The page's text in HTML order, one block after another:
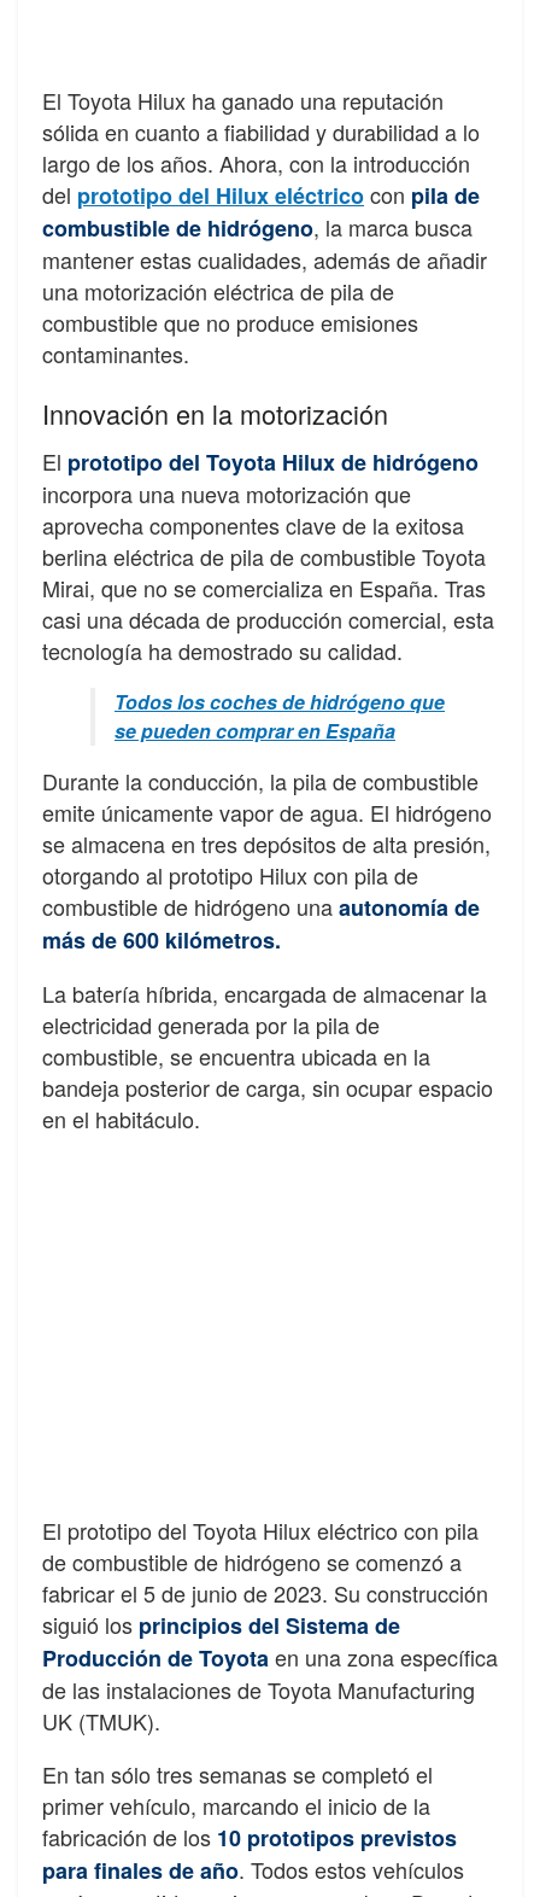
El Toyota Hilux ha ganado una reputación
sólida en cuanto a fiabilidad y durabilidad a lo
largo de los años. Ahora, con la introducción
del prototipo del Hilux eléctricocon pila de
combustible de hidrógeno, la marca busca
mantener estas cualidades, además de añadir
una motorización eléctrica de pila de
combustible que no produce emisiones
contaminantes.
Innovación en la motorización
El prototipo del Toyota Hilux de hidrógeno
incorpora una nueva motorización que
aprovecha componentes clave de la exitosa
berlina eléctrica de pila de combustible Toyota
Mirai, que no se comercializa en España. Tras
casi una década de producción comercial, esta
tecnología ha demostrado su calidad.
Todos los coches de hidrógeno que
se pueden comprar en España
Durante la conducción, la pila de combustible
emite únicamente vapor de agua. El hidrógeno
se almacena en tres depósitos de alta presión,
otorgando al prototipo Hilux con pila de
combustible de hidrógeno unaautonomía de
más de 600 kilómetros.
La batería híbrida, encargada de almacenar la
electricidad generada por la pila de
combustible, se encuentra ubicada en la
bandeja posterior de carga, sin ocupar espacio
en el habitáculo.
El prototipo del Toyota Hilux eléctrico con pila
de combustible de hidrógeno se comenzó a
fabricar el 5 de junio de 2023. Su construcción
siguió los principios del Sistema de
Producción de Toyotaen una zona específica
de las instalaciones de Toyota Manufacturing
UK (TMUK).
En tan sólo tres semanas se completó el
primer vehículo, marcando el inicio de la
fabricación de los 10 prototipos previstos
para finales de año. Todos estos vehículos